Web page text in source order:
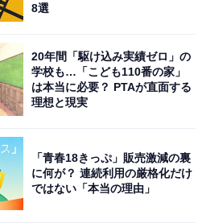
8選
20年間「駆け込み実績ゼロ」の
学校も…「こども110番の家」
は本当に必要？ PTAが直面する
理想と現実
「青春18きっぷ」販売激減の裏
に何が？ 連続利用の厳格化だけ
ではない「本当の理由」